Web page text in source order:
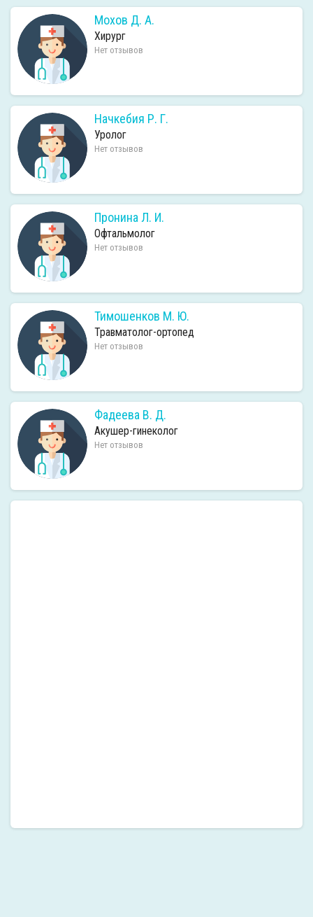
Мохов Д. А.
Хирург
Нет отзывов
Начкебия Р. Г.
Уролог
Нет отзывов
Пронина Л. И.
Офтальмолог
Нет отзывов
Тимошенков М. Ю.
Травматолог-ортопед
Нет отзывов
Фадеева В. Д.
Акушер-гинеколог
Нет отзывов